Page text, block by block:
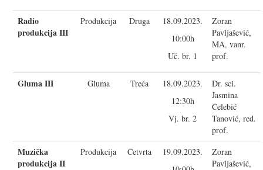
Radio
produkcija III
Produkcija Druga
18.09.2023.
10:00h
Uč. br. 1
Zoran
Pavljašević,
MA, vanr.
prof.
Gluma III Gluma Treća
18.09.2023.
12:30h
Vj. br. 2
Dr. sci.
Jasmina
Čelebić
Tanović, red.
prof.
Muzička
produkcija II
Produkcija Četvrta
19.09.2023.
Zoran
Pavljašević,